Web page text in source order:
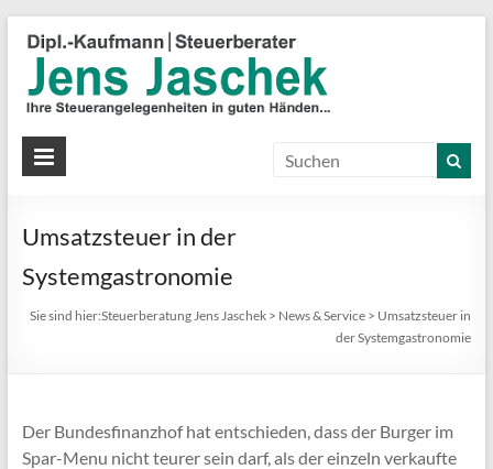
Umsatzsteuer in der
Systemgastronomie
Sie sind hier:Steuerberatung Jens Jaschek > News & Service > Umsatzsteuer in
der Systemgastronomie
Der Bundesfinanzhof hat entschieden, dass der Burger im
Spar-Menu nicht teurer sein darf, als der einzeln verkaufte